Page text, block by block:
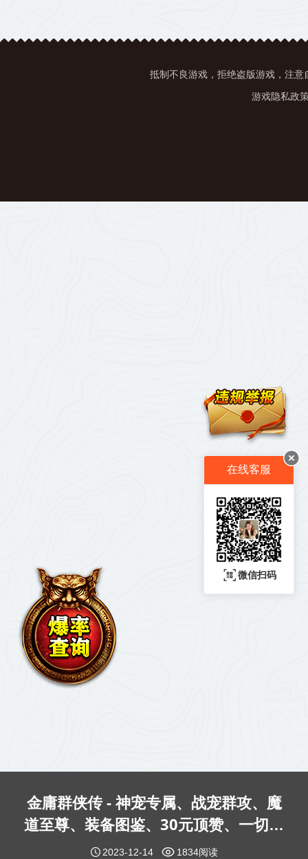
金庸群侠传 - 神宠专属、战宠群攻、魔
道至尊、装备图鉴、30元顶赞、一切靠
打！
2023-12-14 1834阅读